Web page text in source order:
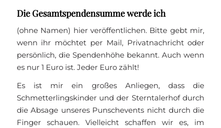
Die Gesamtspendensumme werde ich
(ohne Namen) hier veröffentlichen. Bitte gebt mir,
wenn ihr möchtet per Mail, Privatnachricht oder
persönlich, die Spendenhöhe bekannt. Auch wenn
es nur 1 Euro ist. Jeder Euro zählt!
Es ist mir ein großes Anliegen, dass die
Schmetterlingskinder und der Sterntalerhof durch
die Absage unseres Punschevents nicht durch die
Finger schauen. Vielleicht schaffen wir es, im